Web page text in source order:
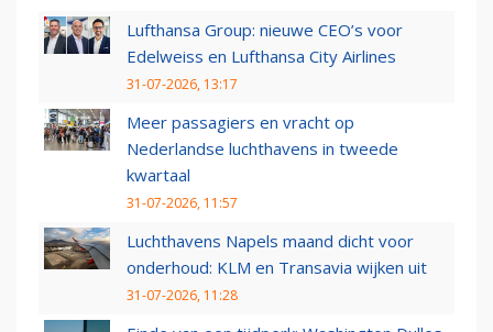
Lufthansa Group: nieuwe CEO’s voor
Edelweiss en Lufthansa City Airlines
31-07-2026, 13:17
Meer passagiers en vracht op
Nederlandse luchthavens in tweede
kwartaal
31-07-2026, 11:57
Luchthavens Napels maand dicht voor
onderhoud: KLM en Transavia wijken uit
31-07-2026, 11:28